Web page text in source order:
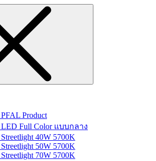
Product
LED Full Color แบบกลาง
40W 5700K
50W 5700K
70W 5700K